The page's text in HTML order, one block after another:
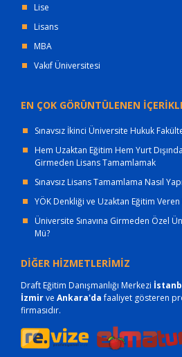
Lise
Lisans
MBA
Vakıf Üniversitesi
EN ÇOK GÖRÜNTÜLENEN
Sınavsız İkinci Üniversite Hukuk
Hem Uzaktan Eğitim Hem Yurt
Girmeden Lisans Tamamlamak
Sınavsız Lisans Tamamlama Nasıl
YÖK Denkliği ve Uzaktan Eğitim
Üniversite Sınavına Girmeden Özel
Mü?
DİĞER HİZMETLERİMİZ
Draft Eğitim Danışmanlığı Merkezi
İzmirve Ankara'dafaaliyet gösteren
firmasıdır.